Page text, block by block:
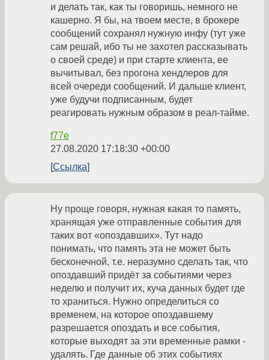
и делать так, как ты говоришь, немного не
кашерно. Я бы, на твоем месте, в брокере
сообщений сохранял нужную инфу (тут уже
сам решай, ибо ты не захотел рассказывать
о своей среде) и при старте клиента, ее
вычитывал, без прогона хендлеров для
всей очереди сообщений. И дальше клиент,
уже будучи подписанным, будет
реагировать нужным образом в реал-тайме.
f77e
27.08.2020 17:18:30 +00:00
Ссылка
Ну проще говоря, нужная какая то память,
хранящая уже отправленные события для
таких вот «опоздавших». Тут надо
понимать, что память эта не может быть
бесконечной, т.е. неразумно сделать так, что
опоздавший придёт за событиями через
неделю и получит их, куча данных будет где
то храниться. Нужно определиться со
временем, на которое опоздавшему
разрешается опоздать и все события,
которые выходят за эти временные рамки -
удалять. Где данные об этих событиях